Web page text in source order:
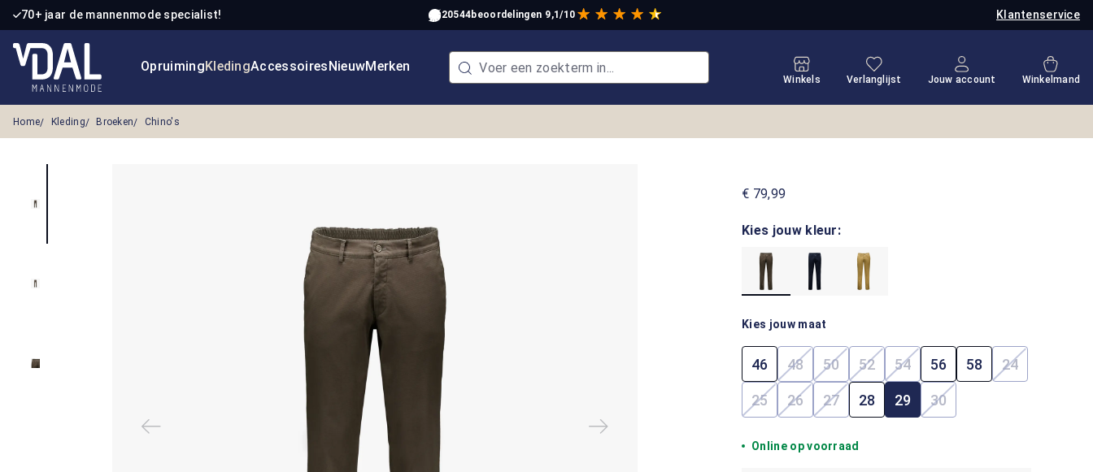
de hoofdinhoud
Ga naar de zoekopdracht
Ga naar de hoofdnavigatie
70+ jaar de mannenmode specialist! Klantenservice
20544beoordelingen 9,1/10
OpruimingKledingAccessoiresNieuwMerken
Winkels
Je hebt 0 items op je verlanglijstje
Verlanglijst Jouw account Winkelmand
Home Kleding Broeken Chino's
€ 79,99
Kies jouw kleur:
Kies jouw maat
46 48(Deze optie is momenteel niet beschikbaar.)
50(Deze optie is momenteel niet beschikbaar.)
52(Deze optie is momenteel niet
54(Deze optie is momenteel niet
56 58 24(Deze optie
25(Deze optie is momenteel niet beschikbaar.)
26(Deze optie is momenteel niet beschikbaar.)
27(Deze optie is momenteel niet beschikbaar.)
28 29 30(Deze optie is momenteel
Online op voorraad